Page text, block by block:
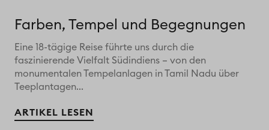
Farben, Tempel und Begegnungen
Eine 18-tägige Reise führte uns durch die
faszinierende Vielfalt Südindiens – von den
monumentalen Tempelanlagen in Tamil Nadu über
Teeplantagen...
ARTIKEL LESEN